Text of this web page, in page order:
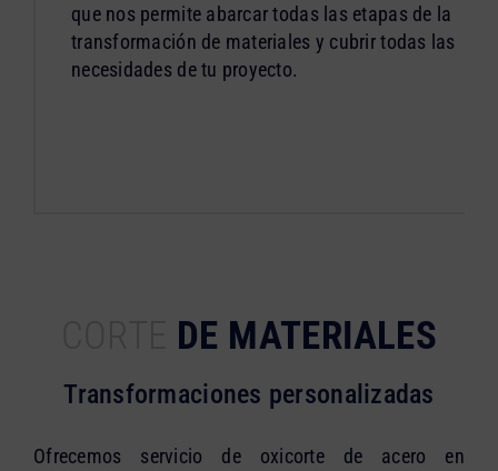
que nos permite abarcar todas las etapas de la
transformación de materiales y cubrir todas las
necesidades de tu proyecto.
DE MATERIALES
Transformaciones personalizadas
Ofrecemos servicio de oxicorte de acero en